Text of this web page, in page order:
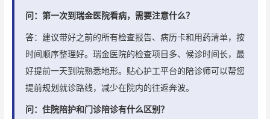
问：第一次到瑞金医院看病，需要注意什么？
答：建议带好之前的所有检查报告、病历卡和用药清单，按
时间顺序整理好。瑞金医院的检查项目多、候诊时间长，最
好提前一天到院熟悉地形。贴心护工平台的陪诊师可以帮您
提前规划就诊路线，减少在院内的往返奔波。
问：住院陪护和门诊陪诊有什么区别？